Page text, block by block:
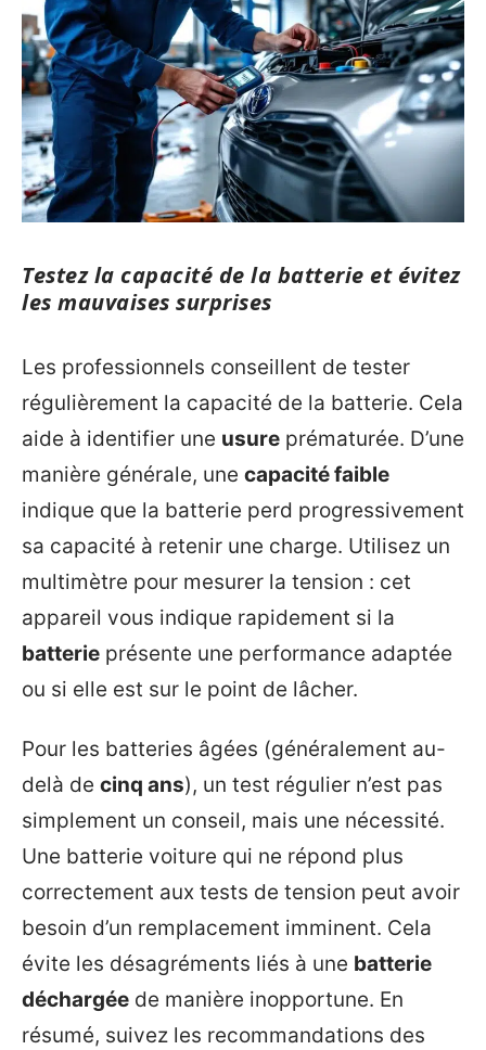
Testez la capacité de la batterie et évitez
les mauvaises surprises
Les professionnels conseillent de tester
régulièrement la capacité de la batterie. Cela
aide à identifier une usure prématurée. D’une
manière générale, une capacité faible
indique que la batterie perd progressivement
sa capacité à retenir une charge. Utilisez un
multimètre pour mesurer la tension : cet
appareil vous indique rapidement si la
batterie présente une performance adaptée
ou si elle est sur le point de lâcher.
Pour les batteries âgées (généralement au-
delà de cinq ans), un test régulier n’est pas
simplement un conseil, mais une nécessité.
Une batterie voiture qui ne répond plus
correctement aux tests de tension peut avoir
besoin d’un remplacement imminent. Cela
évite les désagréments liés à une batterie
déchargée de manière inopportune. En
résumé, suivez les recommandations des